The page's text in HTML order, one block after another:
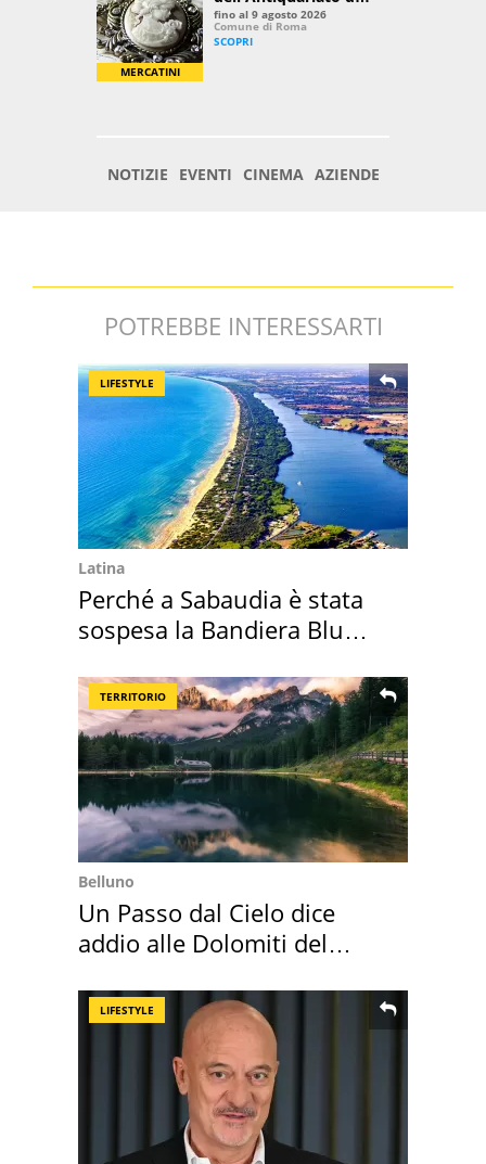
POTREBBE INTERESSARTI
LIFESTYLE
Latina
Perché a Sabaudia è stata
sospesa la Bandiera Blu
TERRITORIO
Belluno
Un Passo dal Cielo dice
addio alle Dolomiti del
LIFESTYLE